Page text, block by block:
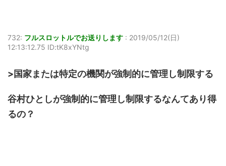
732: フルスロットルでお送りします : 2019/05/12(日)
12:13:12.75 ID:tK8xYNtg
>国家または特定の機関が強制的に管理し制限する
谷村ひとしが強制的に管理し制限するなんてあり得
るの？